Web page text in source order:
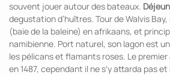
souvent jouer autour des bateaux.
degustation d’huîtres. Tour de Walvis
(baie de la baleine) en afrikaans, et
namibienne. Port naturel, son lagon est
les pélicans et flamants roses. Le
en 1487, cependant il ne s'y attarda pas